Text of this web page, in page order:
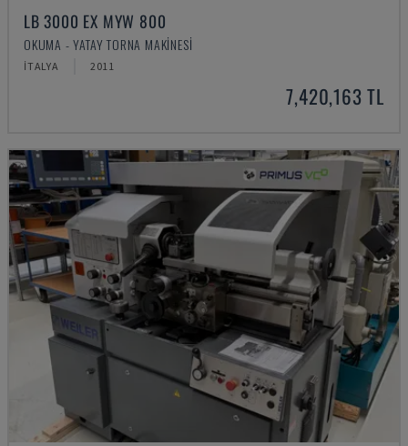
LB 3000 EX MYW 800
OKUMA - YATAY TORNA MAKINESI
İTALYA 2011
7,420,163 TL